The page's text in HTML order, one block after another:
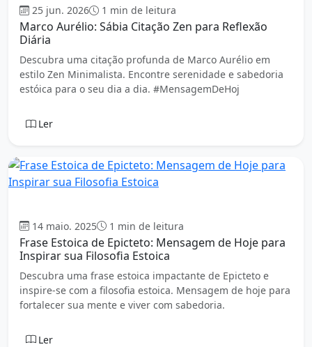
25 jun. 2026 1 min de leitura
Marco Aurélio: Sábia Citação Zen para Reflexão
Diária
Descubra uma citação profunda de Marco Aurélio em
estilo Zen Minimalista. Encontre serenidade e sabedoria
estóica para o seu dia a dia. #MensagemDeHoj
Ler
14 maio. 2025 1 min de leitura
Frase Estoica de Epicteto: Mensagem de Hoje para
Inspirar sua Filosofia Estoica
Descubra uma frase estoica impactante de Epicteto e
inspire-se com a filosofia estoica. Mensagem de hoje para
fortalecer sua mente e viver com sabedoria.
Ler